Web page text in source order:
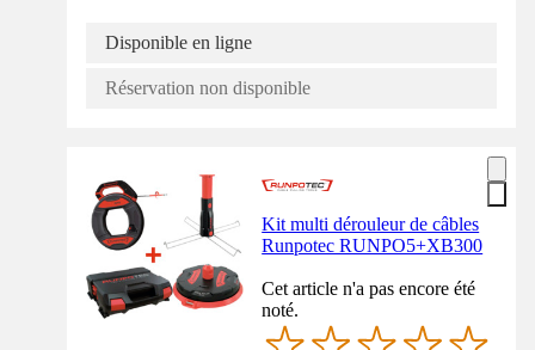
Disponible en ligne
Réservation non disponible
Kit multi dérouleur de câbles
Runpotec RUNPO5+XB300
Cet article n'a pas encore été
noté.